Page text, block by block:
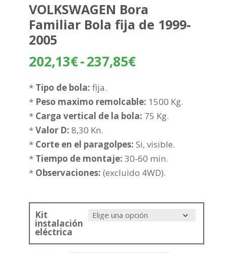
VOLKSWAGEN Bora
Familiar Bola fija de 1999-
2005
202,13€-237,85€Rango
desde
202,13€
237,85€
* Tipo de bola: fija.
* Peso maximo remolcable: 1500 Kg.
* Carga vertical de la bola: 75 Kg.
*Valor D: 8,30 Kn.
* Corte en el paragolpes: Si, visible.
* Tiempo de montaje: 30-60 min.
* Observaciones: (excluido 4WD).
Kit
instalación
eléctrica